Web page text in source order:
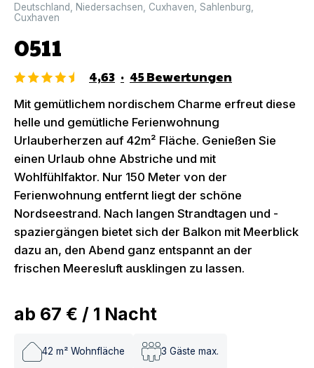
Deutschland Niedersachsen Cuxhaven Sahlenburg
Cuxhaven
0511
4,63 · 45Bewertungen
Mit gemütlichem nordischem Charme erfreut diese
helle und gemütliche Ferienwohnung
Urlauberherzen auf 42m² Fläche. Genießen Sie
einen Urlaub ohne Abstriche und mit
Wohlfühlfaktor. Nur 150 Meter von der
Ferienwohnung entfernt liegt der schöne
Nordseestrand. Nach langen Strandtagen und -
spaziergängen bietet sich der Balkon mit Meerblick
dazu an, den Abend ganz entspannt an der
frischen Meeresluft ausklingen zu lassen.
ab 67 € / 1 Nacht
42 m² Wohnfläche 3 Gäste max.